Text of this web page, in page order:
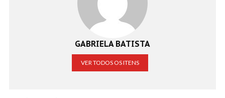
GABRIELA BATISTA
VER TODOS OS ITENS